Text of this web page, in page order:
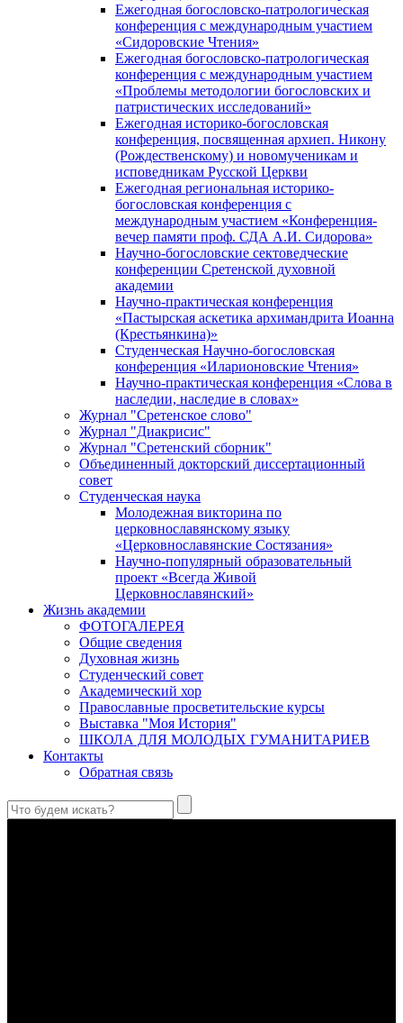
Ежегодная богословско-патрологическая
конференция с международным участием
«Сидоровские Чтения»
Ежегодная богословско-патрологическая
конференция с международным участием
«Проблемы методологии богословских и
патристических исследований»
Ежегодная историко-богословская
конференция, посвященная архиеп. Никону
(Рождественскому) и новомученикам и
исповедникам Русской Церкви
Ежегодная региональная историко-
богословская конференция с
международным участием «Конференция-
вечер памяти проф. СДА А.И. Сидорова»
Научно-богословские сектоведческие
конференции Сретенской духовной
академии
Научно-практическая конференция
«Пастырская аскетика архимандрита Иоанна
(Крестьянкина)»
Студенческая Научно-богословская
конференция «Иларионовские Чтения»
Научно-практическая конференция «Cлова в
наследии, наследие в словах»
Журнал "Сретенское слово"
Журнал "Диакрисис"
Журнал "Сретенский сборник"
Объединенный докторский диссертационный
совет
Студенческая наука
Молодежная викторина по
церковнославянскому языку
«Церковнославянские Состязания»
Научно-популярный образовательный
проект «Всегда Живой
Церковнославянский»
Жизнь академии
ФОТОГАЛЕРЕЯ
Общие сведения
Духовная жизнь
Студенческий совет
Академический хор
Православные просветительские курсы
Выставка "Моя История"
ШКОЛА ДЛЯ МОЛОДЫХ ГУМАНИТАРИЕВ
Контакты
Обратная связь